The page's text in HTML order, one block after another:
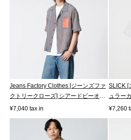
Jeans Factory Clothes [ジーンズファ
クトリークローズ] シアードビーオ
ー...
¥7,040 tax in
SLICK [
ュラー
¥7,260